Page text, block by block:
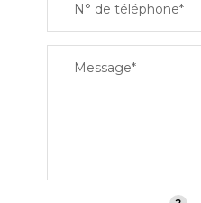
N° de téléphone*
Message*